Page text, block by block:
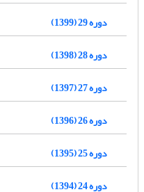
دوره 29 (1399)
دوره 28 (1398)
دوره 27 (1397)
دوره 26 (1396)
دوره 25 (1395)
دوره 24 (1394)